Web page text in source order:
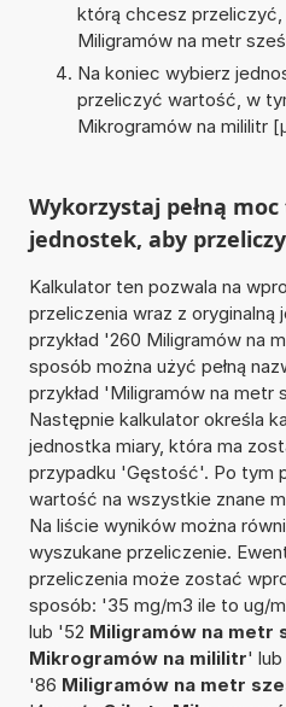
którą chcesz
Miligramów na metr
Na koniec wybierz
przeliczyć wartość, w
Mikrogramów na mililitr
Wykorzystaj pełną
jednostek, aby
Kalkulator ten pozwala na
przeliczenia wraz z oryginalną
przykład '260 Miligramów na
sposób można użyć pełną
przykład 'Miligramów na
Następnie kalkulator określa
jednostka miary, która ma
przypadku 'Gęstość'. Po tym
wartość na wszystkie znane
Na liście wyników można
wyszukane przeliczenie.
przeliczenia może zostać
sposób: '35 mg/m3 ile to ug/
lub '52 Miligramów na metr
Mikrogramów na mililitr'
'86 Miligramów na metr